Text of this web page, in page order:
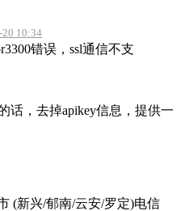
10:34
错误，ssl通信不支
话，去掉apikey信息，提供一
(新兴/郁南/云安/罗定)电信